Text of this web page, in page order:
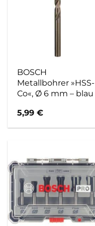
BOSCH
Metallbohrer »HSS-
Co«, Ø 6 mm – blau
5,99€